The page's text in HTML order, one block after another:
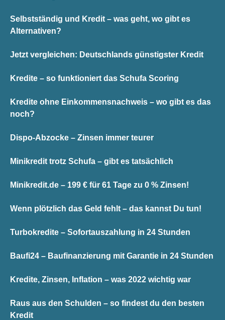
Selbstständig und Kredit – was geht, wo gibt es
Alternativen?
Jetzt vergleichen: Deutschlands günstigster Kredit
Kredite – so funktioniert das Schufa Scoring
Kredite ohne Einkommensnachweis – wo gibt es das
noch?
Dispo-Abzocke – Zinsen immer teurer
Minikredit trotz Schufa – gibt es tatsächlich
Minikredit.de – 199 € für 61 Tage zu 0 % Zinsen!
Wenn plötzlich das Geld fehlt – das kannst Du tun!
Turbokredite – Sofortauszahlung in 24 Stunden
Baufi24 – Baufinanzierung mit Garantie in 24 Stunden
Kredite, Zinsen, Inflation – was 2022 wichtig war
Raus aus den Schulden – so findest du den besten
Kredit